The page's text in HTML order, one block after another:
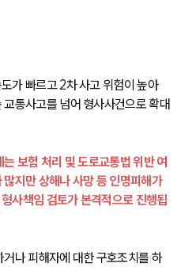
가 빠르고 2차 사고 위험이 높아
통사고를 넘어 형사사건으로 확대
보험 처리 및 도로교통법 위반 여
지만 상해나 사망 등 인명피해가
사책임 검토가 본격적으로 진행됩
나 피해자에 대한 구호조치를 하